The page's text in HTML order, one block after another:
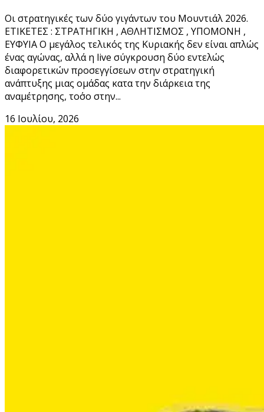
Οι στρατηγικές των δύο γιγάντων του Μουντιάλ 2026.
ΕΤΙΚΕΤΕΣ : ΣΤΡΑΤΗΓΙΚΗ , ΑΘΛΗΤΙΣΜΟΣ , ΥΠΟΜΟΝΗ ,
ΕΥΦΥΙΑ Ο μεγάλος τελικός της Κυριακής δεν είναι απλώς
ένας αγώνας, αλλά η live σύγκρουση δύο εντελώς
διαφορετικών προσεγγίσεων στην στρατηγική
ανάπτυξης μιας ομάδας κατα την διάρκεια της
αναμέτρησης, το΄σο στην...
16 Ιουλίου, 2026